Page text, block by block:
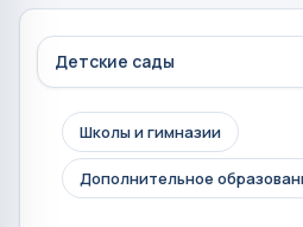
Детские сады
Школы и гимназии
Дополнительное